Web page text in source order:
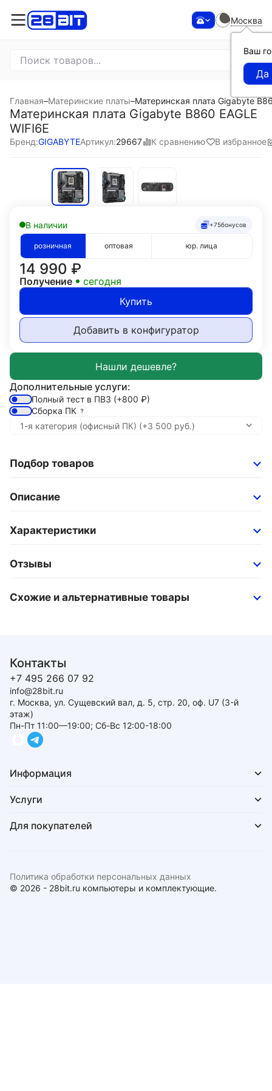
Москва
Ваш
Главная–Материнские платы–Материнская плата Gigabyte
Материнская плата Gigabyte B860 EAGLE
WIFI6E
Бренд:GIGABYTEАртикул:29667 К сравнению В избранное
В наличии +75бонусов
розничная оптовая юр. лица
14 990 ₽
Получение
сегодня
Купить
Добавить в конфигуратор
Дополнительные услуги:
Полный тест в ПВЗ (+800 ₽)
Сборка ПК
Подбор товаров
Описание
Характеристики
Отзывы
Схожие и альтернативные товары
Контакты
+7 495 266 07 92
info@28bit.ru
г. Москва, ул. Сущевский вал, д. 5, стр. 20, оф. U7 (3-й
этаж)
Пн-Пт 11:00—19:00; Сб-Вс 12:00-18:00
Информация
Услуги
Для покупателей
© 2026 - 28bit.ru компьютеры и комплектующие.
Политика обработки персональных данных